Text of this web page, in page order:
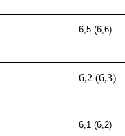
6,5 (6,6)
6,2 (6,3)
6,1 (6,2)